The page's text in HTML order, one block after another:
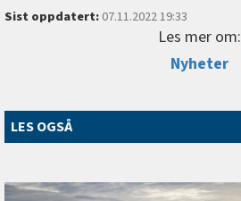
Sist oppdatert:07.11.2022 19:33
Les mer om:
Nyheter
LES OGSÅ